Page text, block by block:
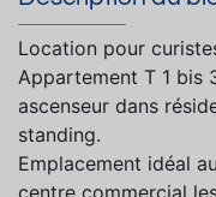
Location pour
Appartement T 1 bis
ascenseur dans
standing.
Emplacement idéal